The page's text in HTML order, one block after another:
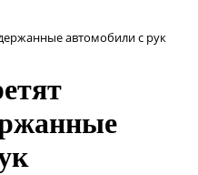
автомобили с рук